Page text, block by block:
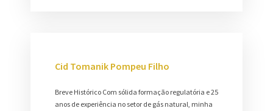
Cid Tomanik Pompeu Filho
Breve Histórico Com sólida formação regulatória e 25
anos de experiência no setor de gás natural, minha